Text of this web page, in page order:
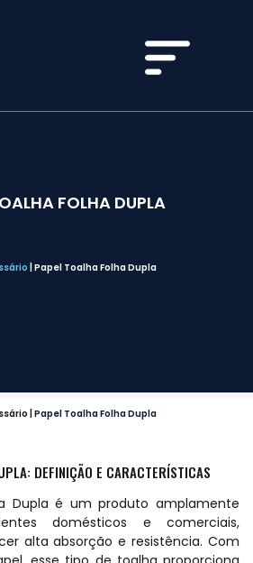
FOLHA DUPLA
Papel Toalha Folha Dupla
Papel Toalha Folha Dupla
DEFINIÇÃO E CARACTERÍSTICAS
Dupla é um produto amplamente
domésticos e comerciais,
alta absorção e resistência. Com